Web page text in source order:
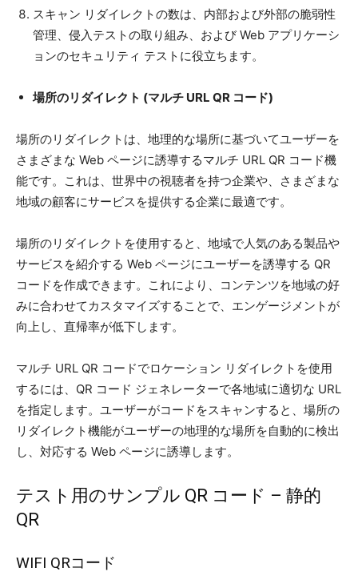
スキャン リダイレクトの数は、内部および外部の脆弱性
管理、侵入テストの取り組み、および Web アプリケーシ
ョンのセキュリティ テストに役立ちます。
場所のリダイレクト (マルチ URL QR コード)
場所のリダイレクトは、地理的な場所に基づいてユーザーを
さまざまな Web ページに誘導するマルチ URL QR コード機
能です。これは、世界中の視聴者を持つ企業や、さまざまな
地域の顧客にサービスを提供する企業に最適です。
場所のリダイレクトを使用すると、地域で人気のある製品や
サービスを紹介する Web ページにユーザーを誘導する QR
コードを作成できます。これにより、コンテンツを地域の好
みに合わせてカスタマイズすることで、エンゲージメントが
向上し、直帰率が低下します。
マルチ URL QR コードでロケーション リダイレクトを使用
するには、QR コード ジェネレーターで各地域に適切な URL
を指定します。ユーザーがコードをスキャンすると、場所の
リダイレクト機能がユーザーの地理的な場所を自動的に検出
し、対応する Web ページに誘導します。
テスト用のサンプル QR コード – 静的
QR
WIFI QRコード